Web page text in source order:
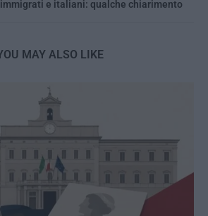
e italiani: qualche chiarimento
MAY ALSO LIKE